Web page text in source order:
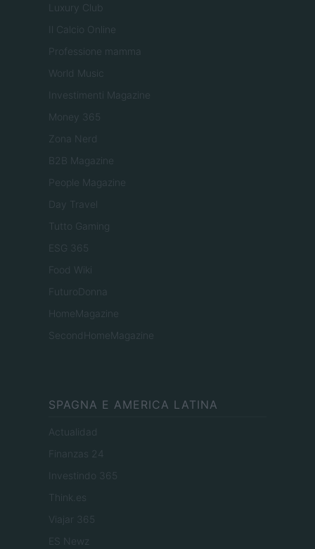
Luxury Club
Il Calcio Online
Professione mamma
World Music
Investimenti Magazine
Money 365
Zona Nerd
B2B Magazine
People Magazine
Day Travel
Tutto Gaming
ESG 365
Food Wiki
FuturoDonna
HomeMagazine
SecondHomeMagazine
SPAGNA E AMERICA LATINA
Actualidad
Finanzas 24
Investindo 365
Think.es
Viajar 365
ES Newz